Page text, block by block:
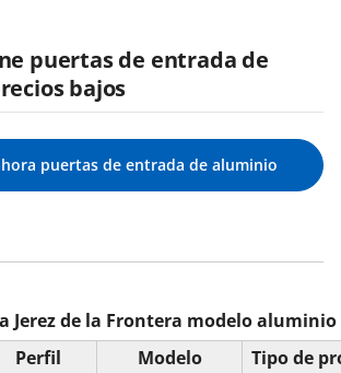
puertas de entrada de
bajos
puertas de entrada de aluminio
Jerez de la Frontera modelo aluminio
Perfil Modelo Tipo de